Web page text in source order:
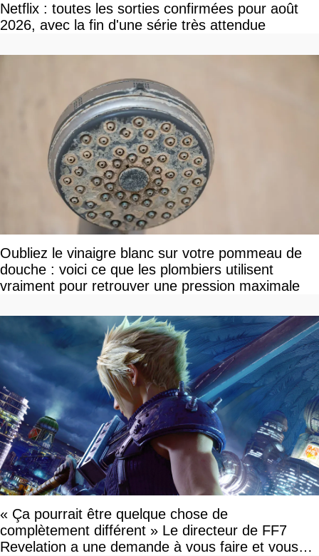
Netflix : toutes les sorties confirmées pour août
2026, avec la fin d'une série très attendue
Oubliez le vinaigre blanc sur votre pommeau de
douche : voici ce que les plombiers utilisent
vraiment pour retrouver une pression maximale
« Ça pourrait être quelque chose de
complètement différent » Le directeur de FF7
Revelation a une demande à vous faire et vous